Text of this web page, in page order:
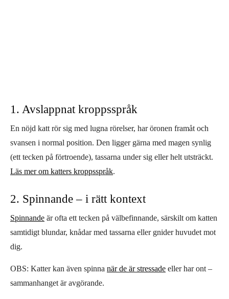
1. Avslappnat kroppsspråk
En nöjd katt rör sig med lugna rörelser, har öronen framåt och
svansen i normal position. Den ligger gärna med magen synlig
(ett tecken på förtroende), tassarna under sig eller helt utsträckt.
Läs mer om katters kroppsspråk.
2. Spinnande – i rätt kontext
Spinnande är ofta ett tecken på välbefinnande, särskilt om katten
samtidigt blundar, knådar med tassarna eller gnider huvudet mot
dig.
OBS: Katter kan även spinna när de är stressade eller har ont –
sammanhanget är avgörande.